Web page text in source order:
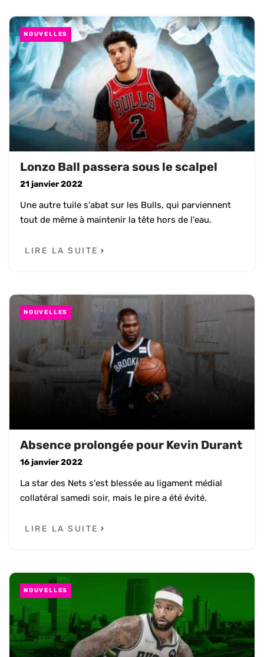
NOUVELLES
Lonzo Ball passera sous le scalpel
21 janvier 2022
Une autre tuile s'abat sur les Bulls, qui parviennent
tout de même à maintenir la tête hors de l'eau.
LIRE LA SUITE
NOUVELLES
Absence prolongée pour Kevin Durant
16 janvier 2022
La star des Nets s'est blessée au ligament médial
collatéral samedi soir, mais le pire a été évité.
LIRE LA SUITE
NOUVELLES